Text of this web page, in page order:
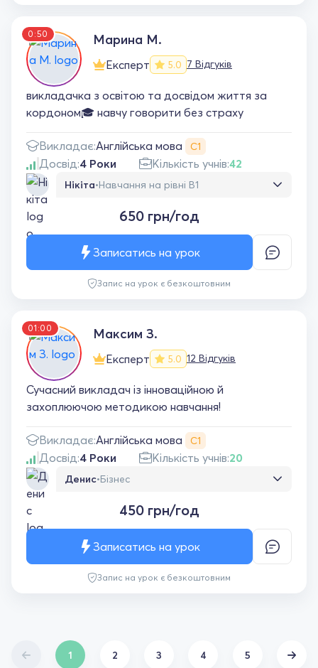
цього викладача всім, хто хоче вивчати
англійську із задоволенням!
0:50 Марина М.
Експерт 5.0 7 Відгуків
викладачка з освітою та досвідом життя за
кордоном🎓 навчу говорити без страху
Викладає:Англійська мова С1
Досвід:4 Роки Кількість учнів:42
Нікіта•Навчання на рівні B1
сказати, що вона - професіонал своєї
зупинятись🔥 однозначно рекомендую!
650 грн/год
Запис на урок є безкоштовним
Записатись на урок
01:00 Максим З.
Експерт 5.0 12 Відгуків
Сучасний викладач із інноваційною й
захоплюючою методикою навчання!
Викладає:Англійська мова С1
Досвід:4 Роки Кількість учнів:20
Денис•Бізнес
подходом, подстраивается под уровень и
спокойно, всегда готов ответить на любые
вопросы, материал усваивается легко.
450 грн/год
Запис на урок є безкоштовним
Записатись на урок
1 2 3 4 5